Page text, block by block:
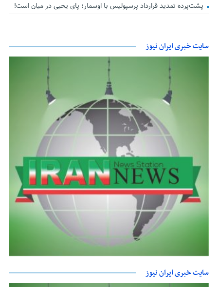
پشت‌پرده تمدید قرارداد پرسپولیس با اوسمار؛ پای یحیی در میان است!
سایت خبری ایران نیوز
سایت خبری ایران نیوز